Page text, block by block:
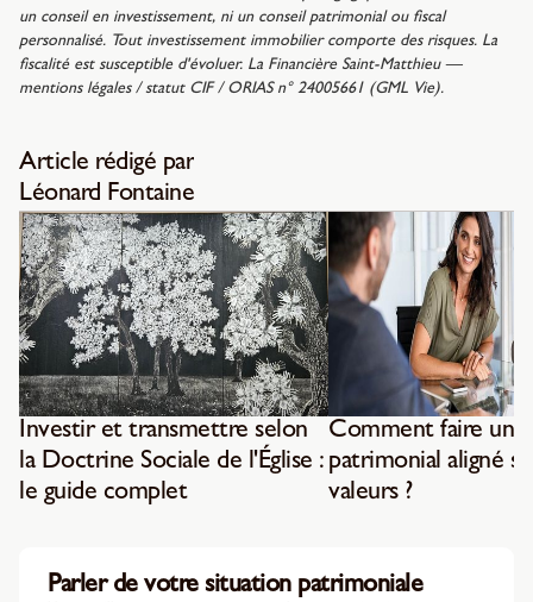
Parler de votre situation patrimoniale
un conseil en investissement, ni un conseil patrimonial ou fiscal
personnalisé. Tout investissement immobilier comporte des risques. La
fiscalité est susceptible d'évoluer. La Financière Saint-Matthieu —
mentions légales / statut CIF / ORIAS n° 24005661 (GML Vie).
Article rédigé par
Léonard Fontaine
Investir et transmettre selon
la Doctrine Sociale de l'Église :
le guide complet
Comment faire un
patrimonial aligné
valeurs ?